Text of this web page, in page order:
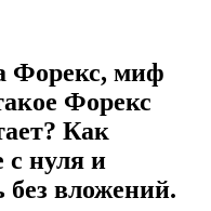
Форекс, миф
Форекс
Как
с нуля и
без вложений.